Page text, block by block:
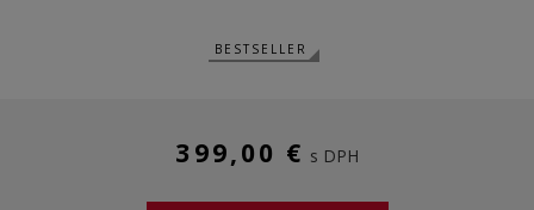
BESTSELLER
399,00 € s DPH